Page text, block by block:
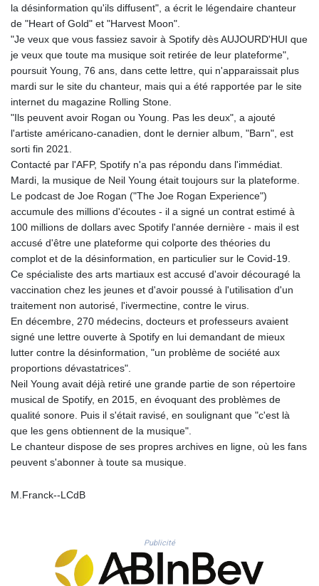
HRK 7.536622
HTG 150.718127
HUF 363.096405
IDR 20580.370421
ILS 3.468234
IMP 0.8566
INR 110.076256
IQD 1509.981237
IRR
ISK 142.598215
JEP 0.8566
JMD 183.057725
JOD 0.819746
JPY 182.445186
KES 149.158147
KGS 101.104505
KHR 4681.941823
KMF 492.514185
KRW 1627.712241
KWD 0.356853
KYD 0.960588
KZT 540.233287
LBP
103223.017367
LKR 386.635196
LRD 208.057415
LSL 18.726567
LTL 3.413768
MGA 4918.938878
MKD 61.524236
MMK 2427.596601
la désinformation qu'ils diffusent", a écrit le légendaire chanteur
de "Heart of Gold" et "Harvest Moon".
"Je veux que vous fassiez savoir à Spotify dès AUJOURD'HUI que
je veux que toute ma musique soit retirée de leur plateforme",
poursuit Young, 76 ans, dans cette lettre, qui n'apparaissait plus
mardi sur le site du chanteur, mais qui a été rapportée par le site
internet du magazine Rolling Stone.
"Ils peuvent avoir Rogan ou Young. Pas les deux", a ajouté
l'artiste américano-canadien, dont le dernier album, "Barn", est
sorti fin 2021.
Contacté par l'AFP, Spotify n'a pas répondu dans l'immédiat.
Mardi, la musique de Neil Young était toujours sur la plateforme.
Le podcast de Joe Rogan ("The Joe Rogan Experience")
accumule des millions d'écoutes - il a signé un contrat estimé à
100 millions de dollars avec Spotify l'année dernière - mais il est
accusé d'être une plateforme qui colporte des théories du
complot et de la désinformation, en particulier sur le Covid-19.
Ce spécialiste des arts martiaux est accusé d'avoir découragé la
vaccination chez les jeunes et d'avoir poussé à l'utilisation d'un
traitement non autorisé, l'ivermectine, contre le virus.
En décembre, 270 médecins, docteurs et professeurs avaient
signé une lettre ouverte à Spotify en lui demandant de mieux
lutter contre la désinformation, "un problème de société aux
proportions dévastatrices".
Neil Young avait déjà retiré une grande partie de son répertoire
musical de Spotify, en 2015, en évoquant des problèmes de
qualité sonore. Puis il s'était ravisé, en soulignant que "c'est là
que les gens obtiennent de la musique".
Le chanteur dispose de ses propres archives en ligne, où les fans
peuvent s'abonner à toute sa musique.
M.Franck--LCdB
Publicité